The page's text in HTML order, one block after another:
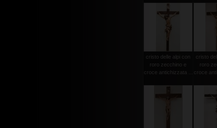
cristo delle alpi con
roro zecchino e
croce antichizzata ...
cristo
roro
croce